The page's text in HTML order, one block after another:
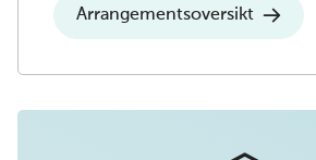
Arrangementsoversikt